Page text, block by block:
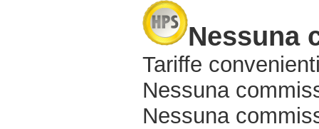
Nessuna
Tariffe
Nessuna
Nessuna